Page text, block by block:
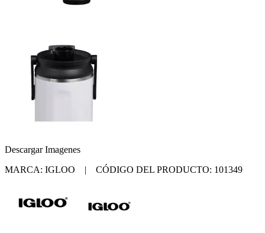
Descargar Imagenes
MARCA: IGLOO | CÓDIGO DEL PRODUCTO: 101349